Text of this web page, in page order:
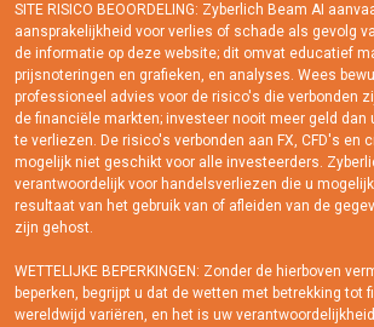
SITE RISICO BEOORDELING: Zyberlich Beam AI
aansprakelijkheid voor verlies of schade als gevolg
de informatie op deze website; dit omvat educatief
prijsnoteringen en grafieken, en analyses. Wees
professioneel advies voor de risico's die verbonden
de financiële markten; investeer nooit meer geld dan
te verliezen. De risico's verbonden aan FX, CFD's en
mogelijk niet geschikt voor alle investeerders.
verantwoordelijk voor handelsverliezen die u
resultaat van het gebruik van of afleiden van de
zijn gehost.
WETTELIJKE BEPERKINGEN: Zonder de hierboven
beperken, begrijpt u dat de wetten met betrekking tot
wereldwijd variëren, en het is uw